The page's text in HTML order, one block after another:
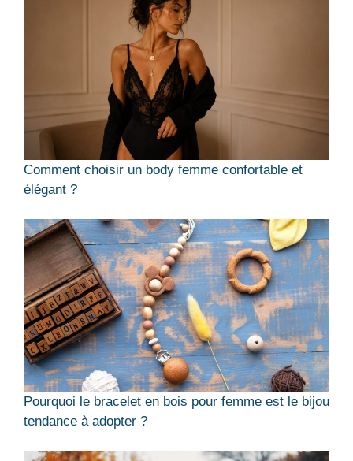
Comment choisir un body femme confortable et
élégant ?
Pourquoi le bracelet en bois pour femme est le bijou
tendance à adopter ?